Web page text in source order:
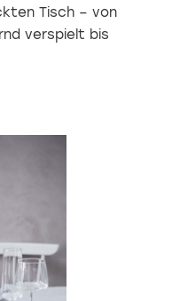
Tisch – von
verspielt bis